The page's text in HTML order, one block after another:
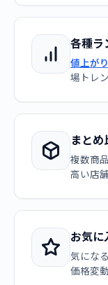
各種ラ
値上がり
場トレ
まと
複数商
高い店
お気に
気にな
価格変